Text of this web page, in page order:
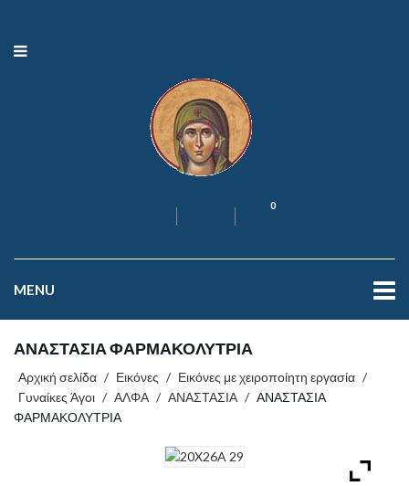
0
MENU
ΑΝΑΣΤΑΣΙΑ ΦΑΡΜΑΚΟΛΥΤΡΙΑ
Αρχική σελίδα / Εικόνες / Εικόνες με χειροποίητη εργασία /
Γυναίκες Άγοι / ΑΛΦΑ / ΑΝΑΣΤΑΣΙΑ / ΑΝΑΣΤΑΣΙΑ
ΦΑΡΜΑΚΟΛΥΤΡΙΑ